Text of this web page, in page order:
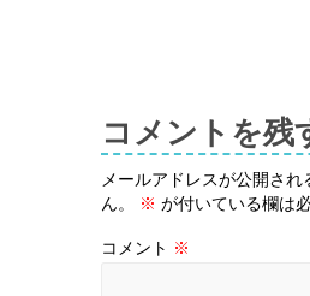
コメントを残
メールアドレスが公開さ
ん。
※ が付いている欄は
コメント ※